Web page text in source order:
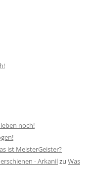
noch!
ist MeisterGeister?
- Arkanilzu Was